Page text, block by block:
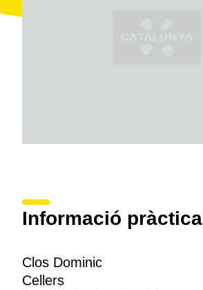
Informació pràctica
Clos Dominic
Cellers